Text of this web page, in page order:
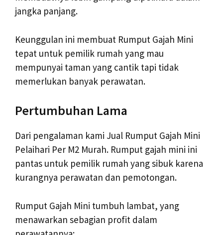
jangka panjang.
Keunggulan ini membuat Rumput Gajah Mini
tepat untuk pemilik rumah yang mau
mempunyai taman yang cantik tapi tidak
memerlukan banyak perawatan.
Pertumbuhan Lama
Dari pengalaman kami Jual Rumput Gajah Mini
Pelaihari Per M2 Murah. Rumput gajah mini ini
pantas untuk pemilik rumah yang sibuk karena
kurangnya perawatan dan pemotongan.
Rumput Gajah Mini tumbuh lambat, yang
menawarkan sebagian profit dalam